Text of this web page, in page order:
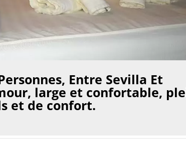
Entre Sevilla Et
large et confortable,
et de confort.